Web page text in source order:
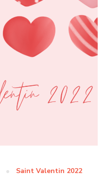
Saint Valentin 2022